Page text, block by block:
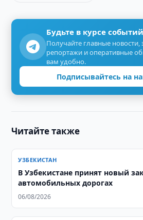
Будьте в курсе событий
Получайте главные
репортажи и оперативные
вам удобно.
Подписывайтесь на
Читайте также
УЗБЕКИСТАН
В Узбекистане принят новый
автомобильных дорогах
06/08/2026